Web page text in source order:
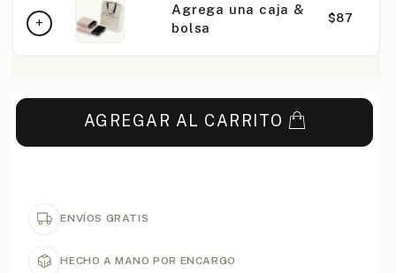
Agrega una caja &
bolsa
$87
AGREGAR AL CARRITO
ENVÍOS GRATIS
HECHO A MANO POR ENCARGO